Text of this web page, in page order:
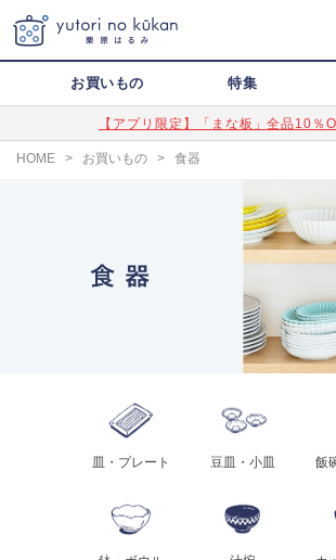
お買いもの 特集
【アプリ限定】「まな板」全品10％
HOME > お買いもの > 食器
皿・プレート 豆皿・小皿 飯